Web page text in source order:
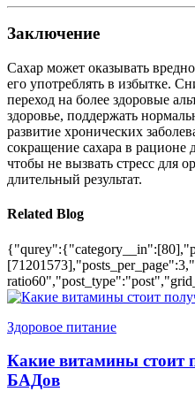
Заключение
Сахар может оказывать
его употреблять в избытке.
переход на более здоровые
здоровье, поддержать
развитие хронических
сокращение сахара в
чтобы не вызвать стресс для
длительный результат.
Related Blog
Здоровое питание
Какие витамины стоит
БАДов